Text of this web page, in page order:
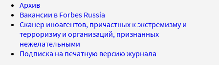
Архив
Вакансии в Forbes Russia
Сканер иноагентов, причастных к экстремизму и
терроризму и организаций, признанных
нежелательными
Подписка на печатную версию журнала